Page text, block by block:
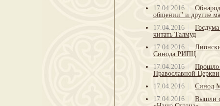
17.04.2016
общении" и другие
17.04.2016
читать Талмуд
17.04.2016
Синода РИПЦ
17.04.2016
Прошло
Православной Церкви
17.04.2016
Синод
17.04.2016
Вышли